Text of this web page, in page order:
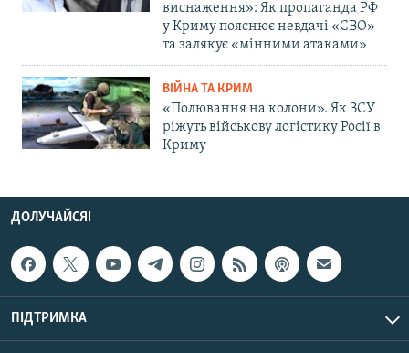
виснаження»: Як пропаганда РФ
у Криму пояснює невдачі «СВО»
та залякує «мінними атаками»
ВІЙНА ТА КРИМ
«Полювання на колони». Як ЗСУ
ріжуть військову логістику Росії в
Криму
ДОЛУЧАЙСЯ!
ПІДТРИМКА